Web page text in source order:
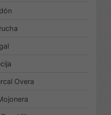
Overa